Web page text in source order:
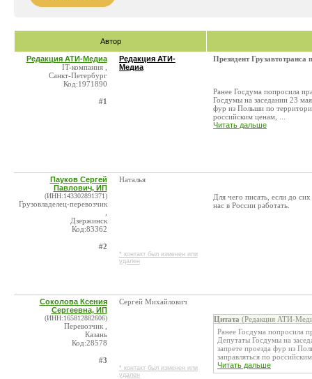
Автор
Редакция АТИ-Медиа
IT-компания ,
Санкт-Петербург
Код:1971890
#1
Редакция АТИ-
Медиа
Президент Грузавтотранса
Ранее Госдума попросила
Госдумы на заседании 23
фур из Польши по
российским ценам, ...
Читать дальше
Пауков Сергей
Павлович, ИП
(ИНН:143302891371)
Грузовладелец-перевозчик
Дзержинск
Код:83362
#2
Наталья
* контакт был изменен или
удален
Для чего писать, если до
нас в России работать.
Соколова Ксения
Сергеевна, ИП
(ИНН:165812882606)
Перевозчик ,
Казань
Код:28578
#3
Сергей Михайлович
* контакт был изменен или
удален
Цитата (Редакция АТИ-
Ранее Госдума попросила
Депутаты Госдумы на
запрете проезда фур из
заправляться по
Читать дальше